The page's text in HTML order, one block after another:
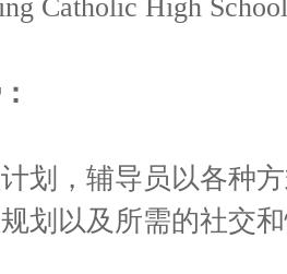
划，辅导员以各种
划以及所需的社交和